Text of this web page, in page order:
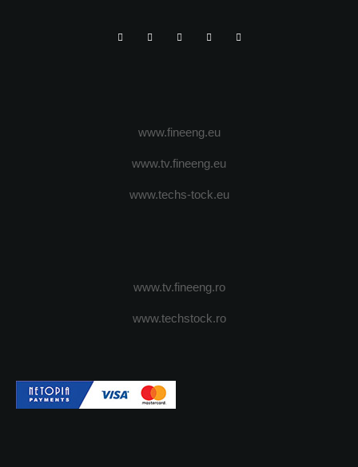
www.fineeng.eu
www.tv.fineeng.eu
www.techs-tock.eu
www.tv.fineeng.ro
www.techstock.ro